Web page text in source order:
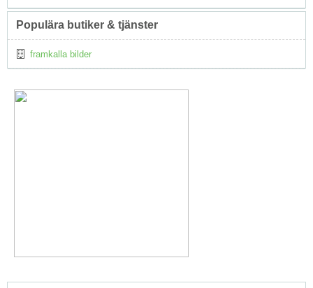
Populära butiker & tjänster
framkalla bilder